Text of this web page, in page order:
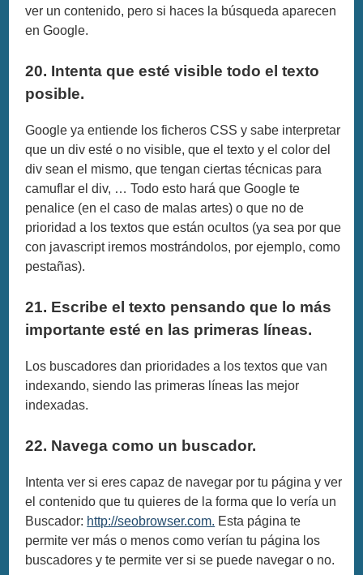
ver un contenido, pero si haces la búsqueda aparecen
en Google.
20. Intenta que esté visible todo el texto
posible.
Google ya entiende los ficheros CSS y sabe interpretar
que un div esté o no visible, que el texto y el color del
div sean el mismo, que tengan ciertas técnicas para
camuflar el div, … Todo esto hará que Google te
penalice (en el caso de malas artes) o que no de
prioridad a los textos que están ocultos (ya sea por que
con javascript iremos mostrándolos, por ejemplo, como
pestañas).
21. Escribe el texto pensando que lo más
importante esté en las primeras líneas.
Los buscadores dan prioridades a los textos que van
indexando, siendo las primeras líneas las mejor
indexadas.
22. Navega como un buscador.
Intenta ver si eres capaz de navegar por tu página y ver
el contenido que tu quieres de la forma que lo vería un
Buscador: http://seobrowser.com. Esta página te
permite ver más o menos como verían tu página los
buscadores y te permite ver si se puede navegar o no.